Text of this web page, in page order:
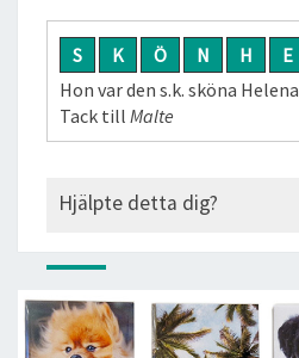
S K Ö N H E
Hon var den s.k. sköna Helena
Tack till Malte
Hjälpte detta dig?